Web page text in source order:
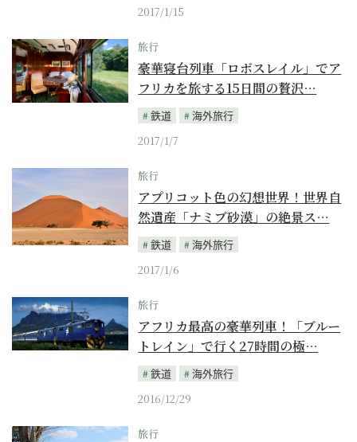
2017/1/15
旅行
豪華寝台列車「ロボスレイル」でア
フリカを旅する15日間の贅沢…
鉄道
海外旅行
2017/1/7
旅行
アプリコット色の幻想世界！世界自
然遺産「ナミブ砂漠」の絶景ス…
鉄道
海外旅行
2017/1/6
旅行
アフリカ最高の豪華列車！「ブルー
トレイン」で行く27時間の極…
鉄道
海外旅行
2016/12/29
旅行